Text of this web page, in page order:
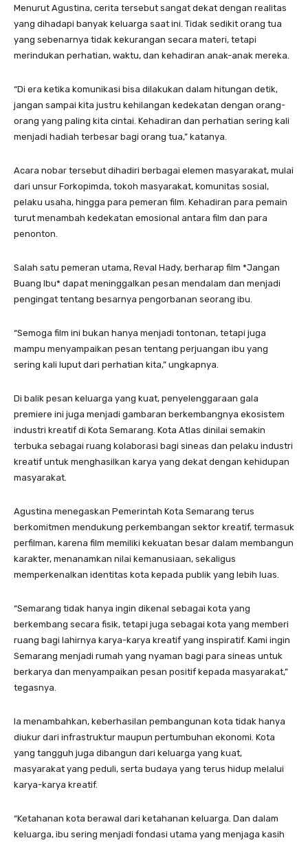
Menurut Agustina, cerita tersebut sangat dekat dengan realitas
yang dihadapi banyak keluarga saat ini. Tidak sedikit orang tua
yang sebenarnya tidak kekurangan secara materi, tetapi
merindukan perhatian, waktu, dan kehadiran anak-anak mereka.
“Di era ketika komunikasi bisa dilakukan dalam hitungan detik,
jangan sampai kita justru kehilangan kedekatan dengan orang-
orang yang paling kita cintai. Kehadiran dan perhatian sering kali
menjadi hadiah terbesar bagi orang tua,” katanya.
Acara nobar tersebut dihadiri berbagai elemen masyarakat, mulai
dari unsur Forkopimda, tokoh masyarakat, komunitas sosial,
pelaku usaha, hingga para pemeran film. Kehadiran para pemain
turut menambah kedekatan emosional antara film dan para
penonton.
Salah satu pemeran utama, Reval Hady, berharap film *Jangan
Buang Ibu* dapat meninggalkan pesan mendalam dan menjadi
pengingat tentang besarnya pengorbanan seorang ibu.
“Semoga film ini bukan hanya menjadi tontonan, tetapi juga
mampu menyampaikan pesan tentang perjuangan ibu yang
sering kali luput dari perhatian kita,” ungkapnya.
Di balik pesan keluarga yang kuat, penyelenggaraan gala
premiere ini juga menjadi gambaran berkembangnya ekosistem
industri kreatif di Kota Semarang. Kota Atlas dinilai semakin
terbuka sebagai ruang kolaborasi bagi sineas dan pelaku industri
kreatif untuk menghasilkan karya yang dekat dengan kehidupan
masyarakat.
Agustina menegaskan Pemerintah Kota Semarang terus
berkomitmen mendukung perkembangan sektor kreatif, termasuk
perfilman, karena film memiliki kekuatan besar dalam membangun
karakter, menanamkan nilai kemanusiaan, sekaligus
memperkenalkan identitas kota kepada publik yang lebih luas.
“Semarang tidak hanya ingin dikenal sebagai kota yang
berkembang secara fisik, tetapi juga sebagai kota yang memberi
ruang bagi lahirnya karya-karya kreatif yang inspiratif. Kami ingin
Semarang menjadi rumah yang nyaman bagi para sineas untuk
berkarya dan menyampaikan pesan positif kepada masyarakat,”
tegasnya.
Ia menambahkan, keberhasilan pembangunan kota tidak hanya
diukur dari infrastruktur maupun pertumbuhan ekonomi. Kota
yang tangguh juga dibangun dari keluarga yang kuat,
masyarakat yang peduli, serta budaya yang terus hidup melalui
karya-karya kreatif.
“Ketahanan kota berawal dari ketahanan keluarga. Dan dalam
keluarga, ibu sering menjadi fondasi utama yang menjaga kasih